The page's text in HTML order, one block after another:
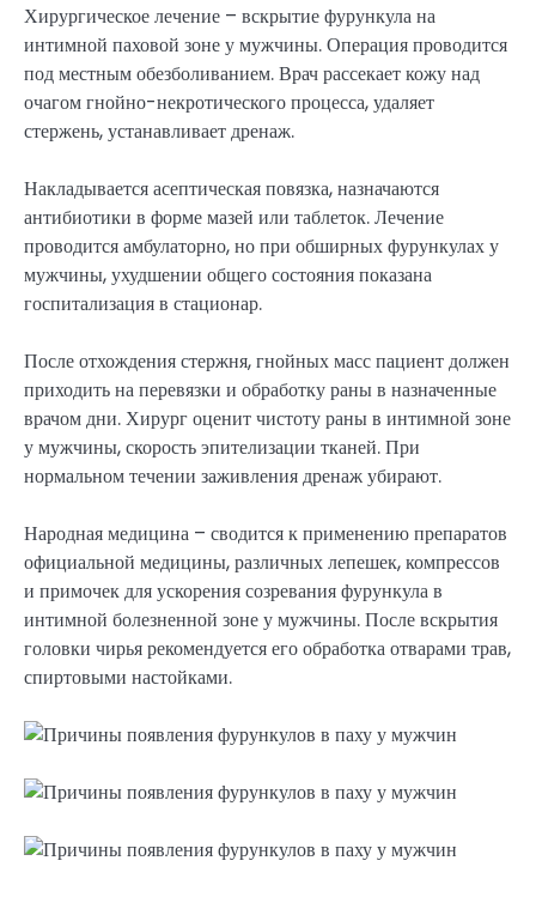
Хирургическое лечение – вскрытие фурункула на
интимной паховой зоне у мужчины. Операция проводится
под местным обезболиванием. Врач рассекает кожу над
очагом гнойно-некротического процесса, удаляет
стержень, устанавливает дренаж.
Накладывается асептическая повязка, назначаются
антибиотики в форме мазей или таблеток. Лечение
проводится амбулаторно, но при обширных фурункулах у
мужчины, ухудшении общего состояния показана
госпитализация в стационар.
После отхождения стержня, гнойных масс пациент должен
приходить на перевязки и обработку раны в назначенные
врачом дни. Хирург оценит чистоту раны в интимной зоне
у мужчины, скорость эпителизации тканей. При
нормальном течении заживления дренаж убирают.
Народная медицина – сводится к применению препаратов
официальной медицины, различных лепешек, компрессов
и примочек для ускорения созревания фурункула в
интимной болезненной зоне у мужчины. После вскрытия
головки чирья рекомендуется его обработка отварами трав,
спиртовыми настойками.